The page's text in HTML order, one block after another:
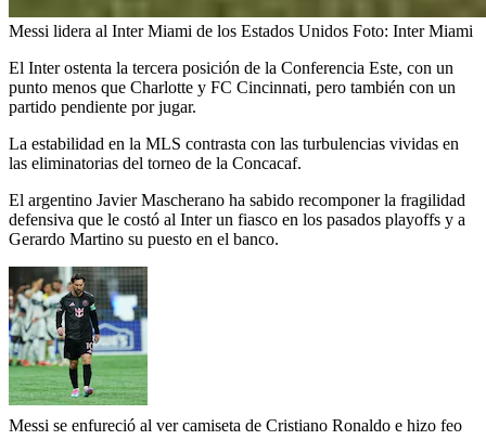
Messi lidera al Inter Miami de los Estados Unidos Foto: Inter Miami
El Inter ostenta la tercera posición de la Conferencia Este, con un
punto menos que Charlotte y FC Cincinnati, pero también con un
partido pendiente por jugar.
La estabilidad en la MLS contrasta con las turbulencias vividas en
las eliminatorias del torneo de la Concacaf.
El argentino Javier Mascherano ha sabido recomponer la fragilidad
defensiva que le costó al Inter un fiasco en los pasados playoffs y a
Gerardo Martino su puesto en el banco.
Messi se enfureció al ver camiseta de Cristiano Ronaldo e hizo feo